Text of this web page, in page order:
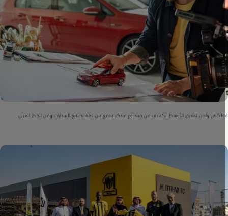
واجن الشرق الأوسط تكشف عن مشروع مبتكر يجمع بين دقة تصنيع السيارات وفن الخط العربي